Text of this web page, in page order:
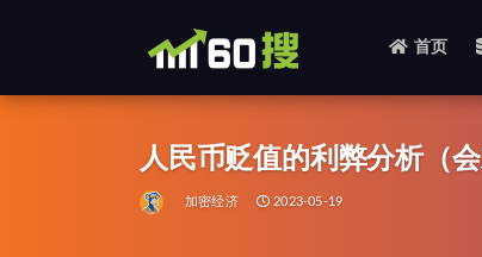
首页
人民币贬值的利弊分析（
加密经济 2023-05-19